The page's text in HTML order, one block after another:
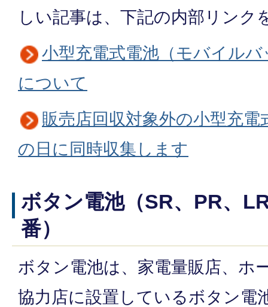
しい記事は、下記の内部リンク
小型充電式電池（モバイル
について
販売店回収対象外の小型充
の日に同時収集します
ボタン電池（SR、PR、
番）
ボタン電池は、家電量販店、ホ
協力店に設置しているボタン電